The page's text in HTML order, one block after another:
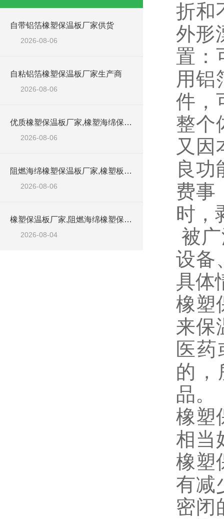
自带铝箔橡塑保温板厂家供货
2026-08-06
自粘铝箔橡塑保温板厂家生产商
2026-08-06
优质橡塑保温板厂家,橡塑海绵保温材料供货商
2026-08-06
阻燃海绵橡塑保温板厂家,橡塑板厂家销售点
2026-08-06
橡塑保温板厂家,阻燃海绵橡塑保温板厂家出售
2026-08-04
折和
外形
置：
用铝
件，
整个
又因
良功
费事
时，
被
设备
具体
橡塑
来保
医
的，
品。
橡塑
相当
橡塑
有减
密闭